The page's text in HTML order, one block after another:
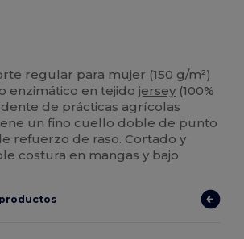
regular para mujer (150 g/m²)
enzimático en tejidojersey (100%
de prácticas agrícolas
un fino cuello doble de punto
refuerzo de raso. Cortado y
costura en mangas y bajo